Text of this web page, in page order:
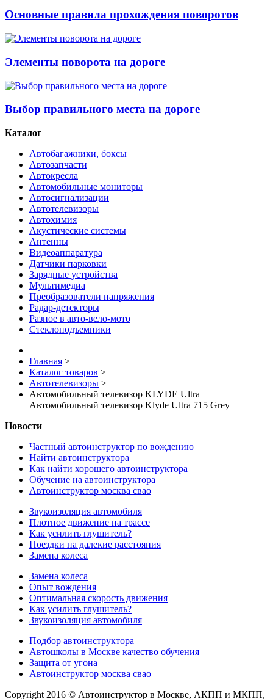
Основные правила прохождения поворотов
Элементы поворота на дороге
Выбор правильного места на дороге
Каталог
Автобагажники, боксы
Автозапчасти
Автокресла
Автомобильные мониторы
Автосигнализации
Автотелевизоры
Автохимия
Акустические системы
Антенны
Видеоаппаратура
Датчики парковки
Зарядные устройства
Мультимедиа
Преобразователи напряжения
Радар-детекторы
Разное в авто-вело-мото
Стеклоподъемники
Главная >
Каталог товаров >
Автотелевизоры >
Автомобильный телевизор KLYDE Ultra
Автомобильный телевизор Klyde Ultra 715 Grey
Новости
Частный автоинструктор по вождению
Найти автоинструктора
Как найти хорошего автоинструктора
Обучение на автоинструктора
Автоинструктор москва свао
Звукоизоляция автомобиля
Плотное движение на трассе
Как усилить глушитель?
Поездки на далекие расстояния
Замена колеса
Замена колеса
Опыт вождения
Оптимальная скорость движения
Как усилить глушитель?
Звукоизоляция автомобиля
Подбор автоинструктора
Автошколы в Москве качество обучения
Защита от угона
Автоинструктор москва свао
Copyright 2016 © Автоинструктор в Москве, АКПП и МКПП,